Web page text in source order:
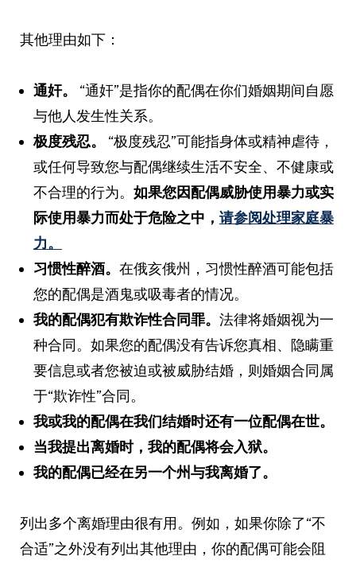
其他理由如下：
通奸。
“通奸”是指你的配偶在你们婚姻期间自愿
与他人发生性关系。
极度残忍。
“极度残忍”可能指身体或精神虐待，
或任何导致您与配偶继续生活不安全、不健康或
不合理的行为。 如果您因配偶威胁使用暴力或实
际使用暴力而处于危险之中， 请参阅处理家庭暴
力。
习惯性醉酒。 在俄亥俄州，习惯性醉酒可能包括
您的配偶是酒鬼或吸毒者的情况。
我的配偶犯有欺诈性合同罪。 法律将婚姻视为一
种合同。如果您的配偶没有告诉您真相、隐瞒重
要信息或者您被迫或被威胁结婚，则婚姻合同属
于“欺诈性”合同。
我或我的配偶在我们结婚时还有一位配偶在世。
当我提出离婚时，我的配偶将会入狱。
我的配偶已经在另一个州与我离婚了。
列出多个离婚理由很有用。例如，如果你除了“不
合适”之外没有列出其他理由，你的配偶可能会阻